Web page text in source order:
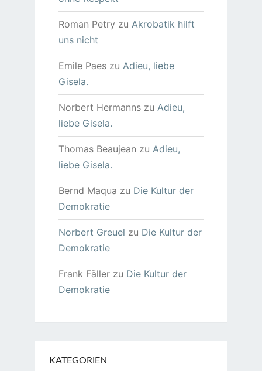
Roman Petry zu Akrobatik hilft
uns nicht
Emile Paeszu Adieu, liebe
Gisela.
Norbert Hermannszu Adieu,
liebe Gisela.
Thomas Beaujean zu Adieu,
liebe Gisela.
Bernd Maqua zu Die Kultur der
Demokratie
Norbert Greuel zu Die Kultur der
Demokratie
Frank Fällerzu Die Kultur der
Demokratie
KATEGORIEN